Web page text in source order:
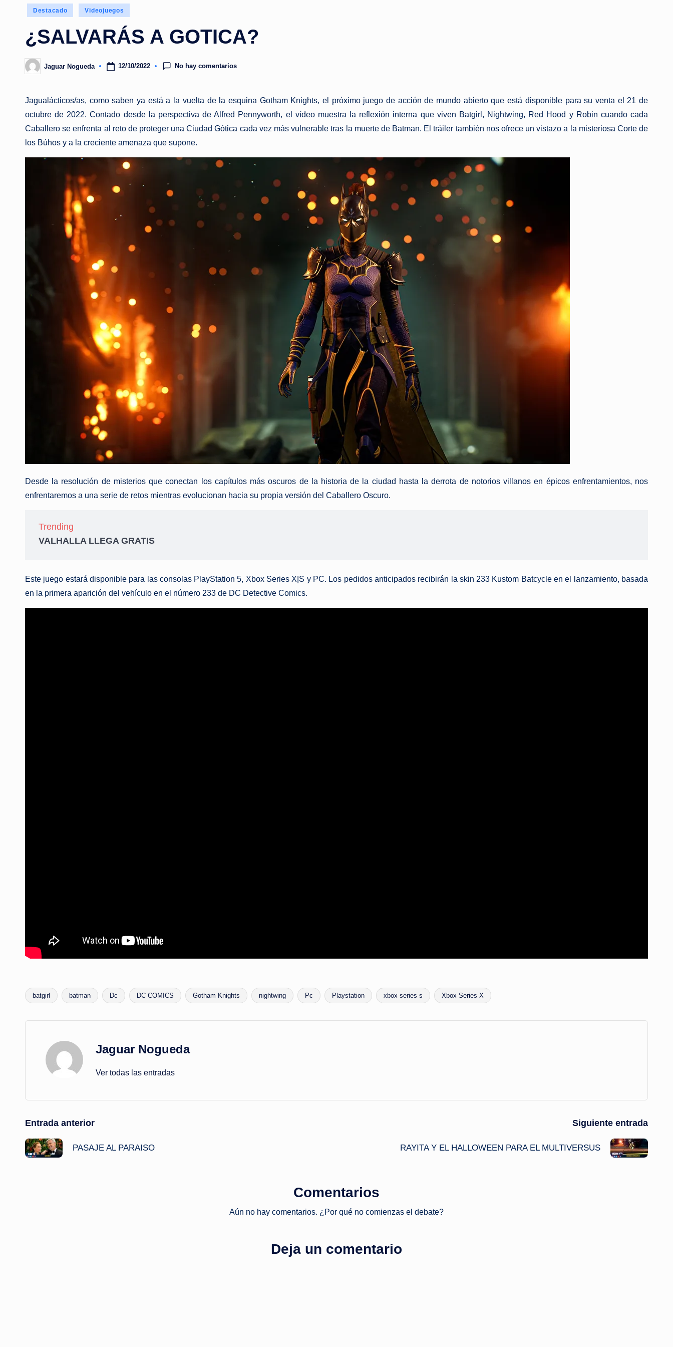
Publicado
Destacado Videojuegos
¿SALVARÁS A GOTICA?
Publicado
por
Jaguar Nogueda 12/10/2022 No hay comentarios
Jagualácticos/as, como saben ya está a la vuelta de la esquina Gotham Knights, el próximo juego de acción de mundo abierto que está disponible para su venta el 21 de
octubre de 2022. Contado desde la perspectiva de Alfred Pennyworth, el vídeo muestra la reflexión interna que viven Batgirl, Nightwing, Red Hood y Robin cuando cada
Caballero se enfrenta al reto de proteger una Ciudad Gótica cada vez más vulnerable tras la muerte de Batman. El tráiler también nos ofrece un vistazo a la misteriosa Corte de
los Búhos y a la creciente amenaza que supone.
Desde la resolución de misterios que conectan los capítulos más oscuros de la historia de la ciudad hasta la derrota de notorios villanos en épicos enfrentamientos, nos
enfrentaremos a una serie de retos mientras evolucionan hacia su propia versión del Caballero Oscuro.
Trending
VALHALLA LLEGA GRATIS
Este juego estará disponible para las consolas PlayStation 5, Xbox Series X|S y PC. Los pedidos anticipados recibirán la skin 233 Kustom Batcycle en el lanzamiento, basada
en la primera aparición del vehículo en el número 233 de DC Detective Comics.
Etiquetas:
batgirl batman Dc DC COMICS Gotham Knights nightwing Pc Playstation xbox series s Xbox Series X
Jaguar Nogueda
Ver todas las entradas
Navegación
de
Entrada anterior
PASAJE AL PARAISO
Siguiente entrada
RAYITA Y EL HALLOWEEN PARA EL MULTIVERSUS
Comentarios
Aún no hay comentarios. ¿Por qué no comienzas el debate?
Deja un comentario